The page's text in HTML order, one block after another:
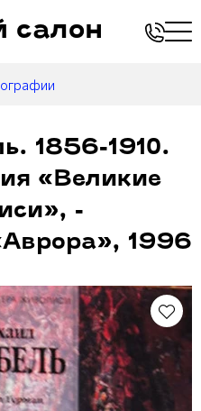
салон
1856-1910.
«Великие
-
1996